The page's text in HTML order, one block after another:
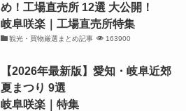
め！工場直売所 12選 大公開！
岐阜咲楽｜工場直売所特集
観光・買物厳選まとめ記事 163900
【2026年最新版】愛知・岐阜近郊
夏まつり 9選
岐阜咲楽｜特集